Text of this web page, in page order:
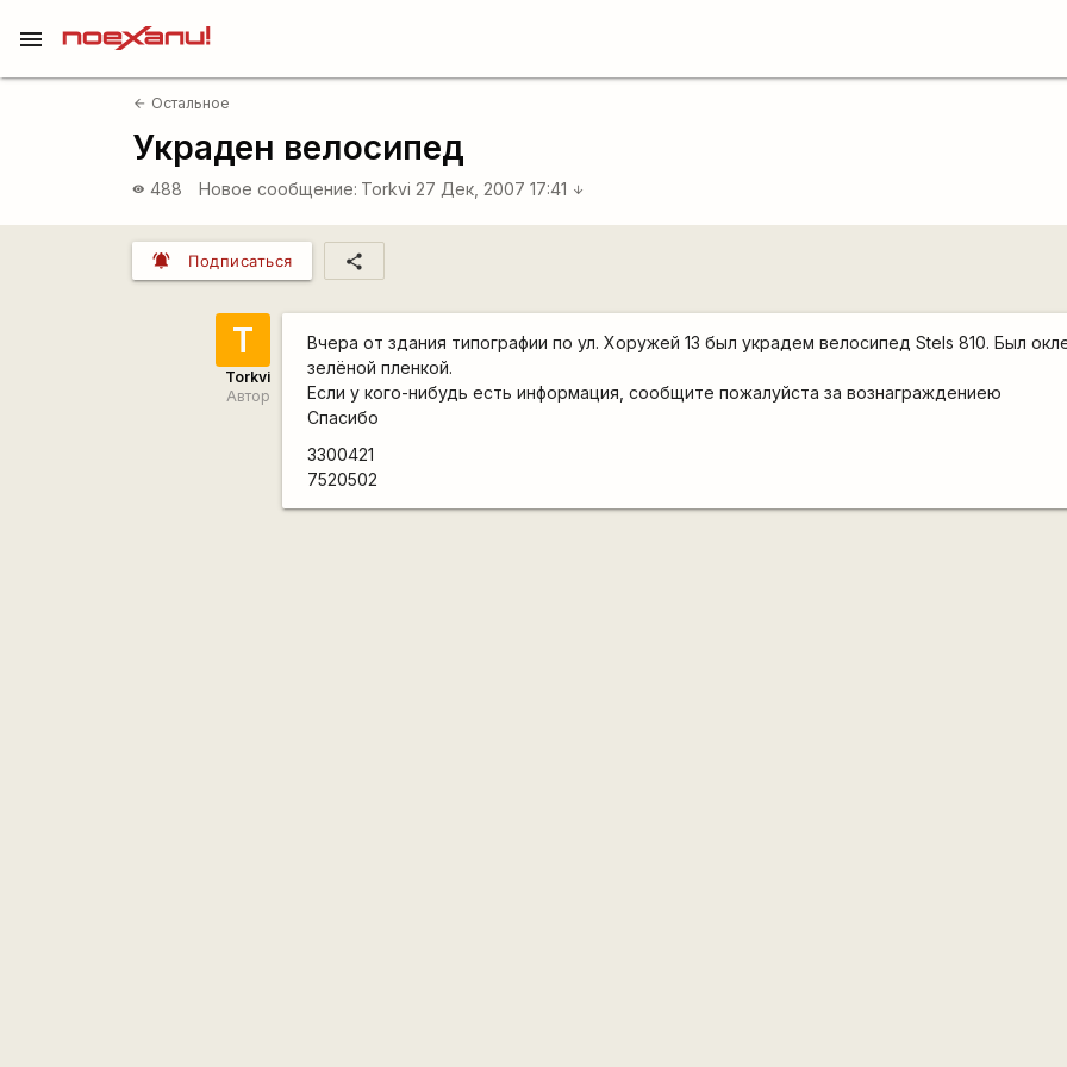
menu
arrow_back Остальное
Украден велосипед
visibility 488 Новое сообщение: Torkvi 27 Дек, 2007 17:41 arrow_downward
notifications_active Подписаться share
T
Torkvi
Автор
Вчера от здания типографии по ул. Хоружей 13 был украдем велосипед Stels 810. Был
зелёной пленкой.
Если у кого-нибудь есть информация, сообщите пожалуйста за вознаграждениею
Спасибо
3300421
7520502